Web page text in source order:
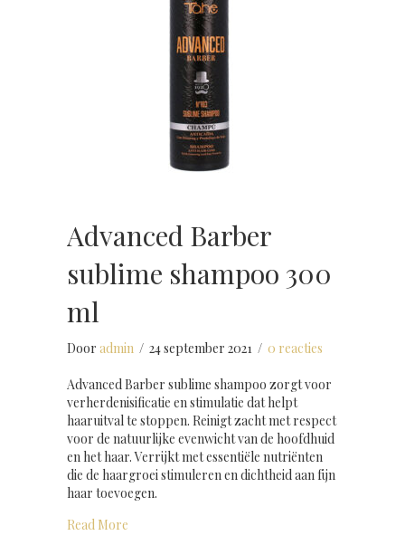
Advanced Barber
sublime shampoo 300
ml
Door admin / 24 september 2021 / 0 reacties
Advanced Barber sublime shampoo zorgt voor
verherdenisificatie en stimulatie dat helpt
haaruitval te stoppen. Reinigt zacht met respect
voor de natuurlijke evenwicht van de hoofdhuid
en het haar. Verrijkt met essentiële nutriënten
die de haargroei stimuleren en dichtheid aan fijn
haar toevoegen.
Read More